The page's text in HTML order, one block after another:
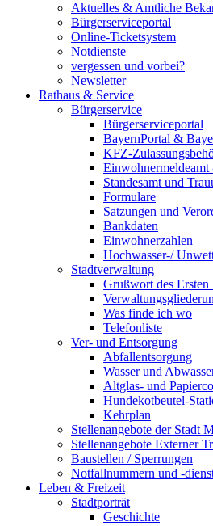
Aktuelles & Amtliche
Bürgerserviceportal
Online-Ticketsystem
Notdienste
vergessen und vorbei?
Newsletter
Rathaus & Service
Bürgerservice
Bürgerserviceportal
BayernPortal &
KFZ-
Einwohnermeldeamt
Standesamt und
Formulare
Satzungen und
Bankdaten
Einwohnerzahlen
Hochwasser-/
Stadtverwaltung
Grußwort des Ersten
Was finde ich wo
Telefonliste
Ver- und Entsorgung
Abfallentsorgung
Wasser und
Altglas- und
Hundekotbeutel-
Kehrplan
Stellenangebote der Stadt
Stellenangebote Externer
Baustellen / Sperrungen
Notfallnummern und -
Leben & Freizeit
Stadtporträt
Geschichte